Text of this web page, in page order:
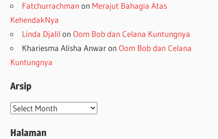
Fatchurrachman on Merajut Bahagia Atas
KehendakNya
Linda Djalil onOom Bob dan Celana Kuntungnya
Khariesma Alisha AnwaronOom Bob dan Celana
Kuntungnya
Arsip
Arsip
Halaman